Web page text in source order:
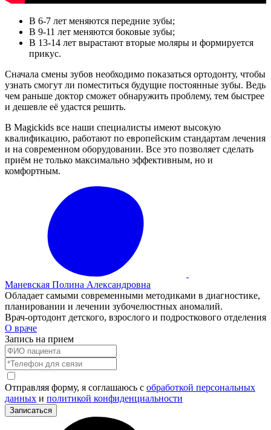
В 6-7 лет меняются передние зубы;
В 9-11 лет меняются боковые зубы;
В 13-14 лет вырастают вторые моляры и формируется
прикус.
Сначала смены зубов необходимо показаться ортодонту, чтобы
узнать смогут ли поместиться будущие постоянные зубы. Ведь
чем раньше доктор сможет обнаружить проблему, тем быстрее
и дешевле её удастся решить.
В Magickids все наши специалисты имеют высокую
квалификацию, работают по европейским стандартам лечения
и на современном оборудовании. Все это позволяет сделать
приём не только максимально эффективным, но и
комфортным.
Маневская Полина Александровна
Обладает самыми современными методиками в диагностике,
планировании и лечении зубочелюстных аномалий.
Врач-ортодонт детского, взрослого и подросткового отделения
О враче
Запись на прием
Отправляя форму, я соглашаюсь с обработкой персональных
данных и политикой конфиденциальности
Записаться